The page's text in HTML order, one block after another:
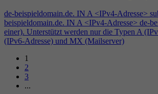
de-beispieldomain.de. IN A <IPv4-Adresse>
beispieldomain.de. IN A <IPv4-Adresse> de-
einer). Unterstützt werden nur die Typen A (IPv
(IPv6-Adresse) und MX (Mailserver)
1
2
3
...